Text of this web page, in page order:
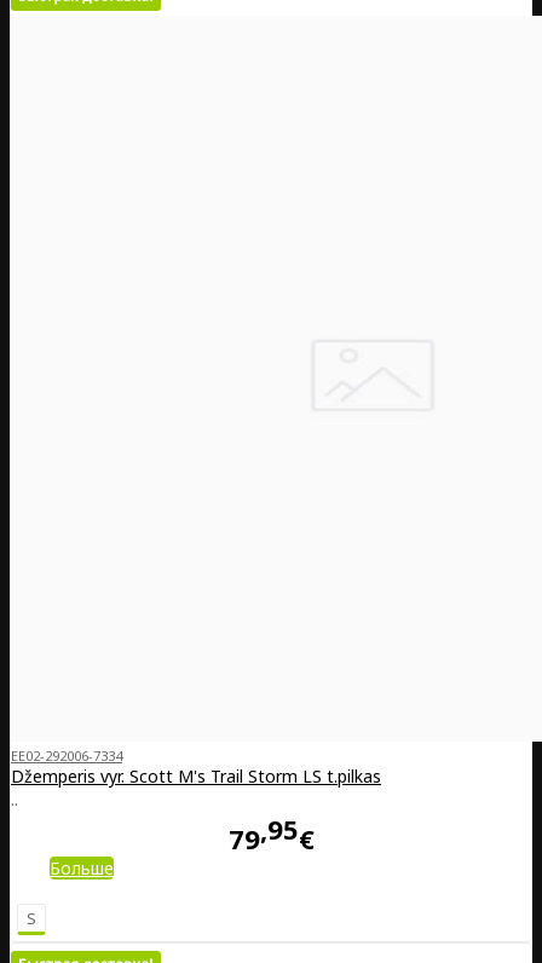
EE02-292006-7334
Džemperis vyr. Scott M's Trail Storm LS t.pilkas
..
79 95€
Больше
S